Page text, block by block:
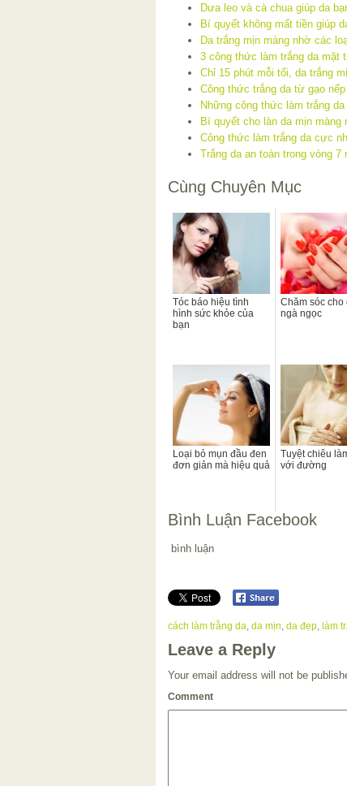
Dưa leo và cà chua giúp da
Bí quyết không mất tiền giúp
Da trắng mịn màng nhờ các
3 công thức làm trắng da mặt
Chỉ 15 phút mỗi tối, da trắng
Công thức trắng da từ gạo
Những công thức làm trắng
Bí quyết cho làn da mịn màng
Công thức làm trắng da cực
Trắng da an toàn trong vòng 7
Cùng Chuyên Mục
Tóc báo hiệu tình
hình sức khỏe của
bạn
Chăm sóc cho
ngà ngọc
Loại bỏ mụn đầu đen
đơn giản mà hiệu quả
Tuyệt chiêu
với đường
Bình Luận Facebook
bình luận
cách làm trằng da da mịn da đẹp làm
Leave a Reply
Your email address will not be
Comment